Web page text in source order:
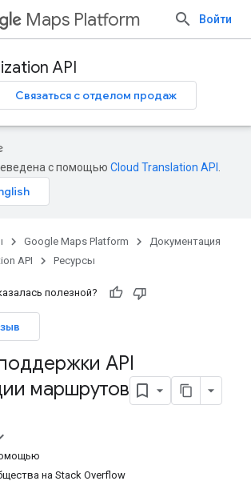
Maps Platform Войти
API
Связаться с отделом продаж
с помощью Cloud Translation API
Google Maps Platform
Документация
API
Ресурсы
полезной?
API
маршрутов
на Stack Overflow